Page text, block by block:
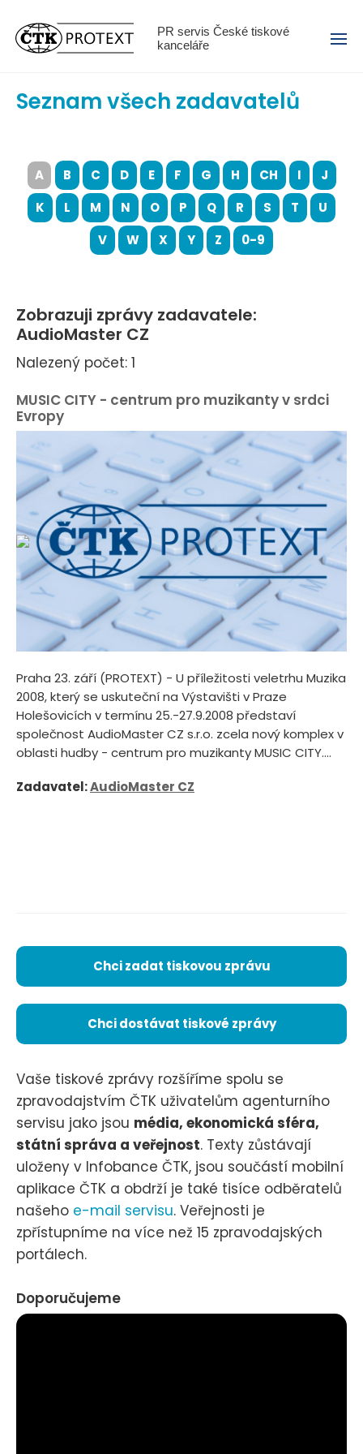
PR servis České tiskové
kanceláře
Menu
Seznam všech zadavatelů
A B C D E F G H CH I
J
K
L M N O P Q R S T
U
V
W X Y Z 0-9
Zobrazuji zprávy zadavatele:
AudioMaster CZ
Nalezený počet: 1
MUSIC CITY - centrum pro muzikanty v srdci
Evropy
Praha 23. září (PROTEXT) - U příležitosti veletrhu Muzika
2008, který se uskuteční na Výstavišti v Praze
Holešovicích v termínu 25.-27.9.2008 představí
společnost AudioMaster CZ s.r.o. zcela nový komplex v
oblasti hudby - centrum pro muzikanty MUSIC CITY....
Zadavatel:AudioMaster CZ
Chci zadat tiskovou zprávu
Chci dostávat tiskové zprávy
Vaše tiskové zprávy rozšíříme spolu se
zpravodajstvím ČTK uživatelům agenturního
servisu jako jsou média, ekonomická sféra,
státní správa a veřejnost. Texty zůstávají
uloženy v Infobance ČTK, jsou součástí mobilní
aplikace ČTK a obdrží je také tisíce odběratelů
našeho e-mail servisu. Veřejnosti je
zpřístupníme na více než 15 zpravodajských
portálech.
Doporučujeme